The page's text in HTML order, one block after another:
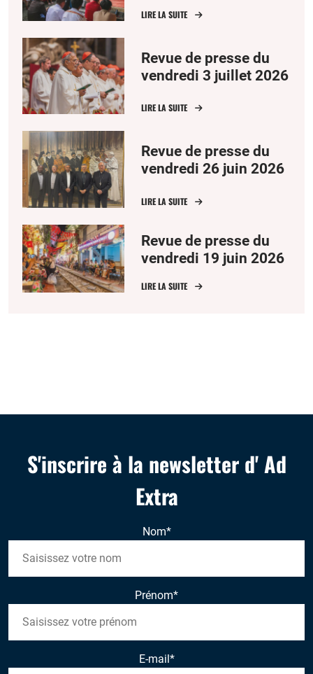
LIRE LA SUITE
Revue de presse du
vendredi 3 juillet 2026
LIRE LA SUITE
Revue de presse du
vendredi 26 juin 2026
LIRE LA SUITE
Revue de presse du
vendredi 19 juin 2026
LIRE LA SUITE
S'inscrire à la newsletter d' Ad
Extra
Nom*
Prénom*
E-mail *